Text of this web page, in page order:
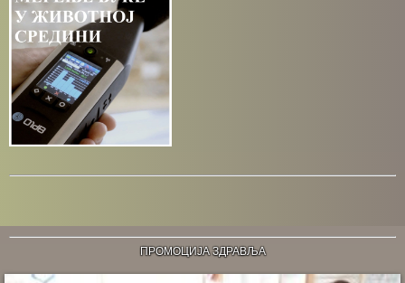
ПРОМОЦИЈА ЗДРАВЉА